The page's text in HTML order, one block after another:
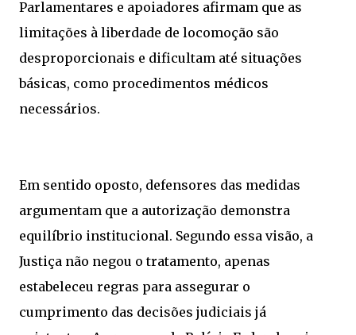
Parlamentares e apoiadores afirmam que as
limitações à liberdade de locomoção são
desproporcionais e dificultam até situações
básicas, como procedimentos médicos
necessários.
Em sentido oposto, defensores das medidas
argumentam que a autorização demonstra
equilíbrio institucional. Segundo essa visão, a
Justiça não negou o tratamento, apenas
estabeleceu regras para assegurar o
cumprimento das decisões judiciais já